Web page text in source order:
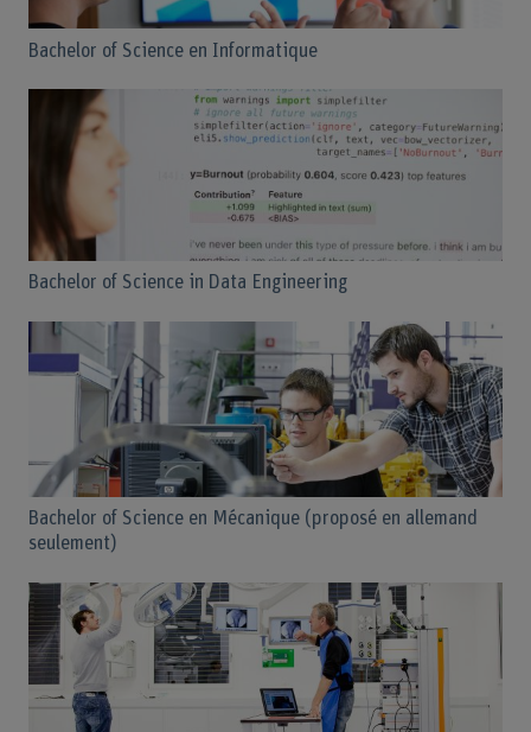
Bachelor of Science en Informatique
Bachelor of Science in Data Engineering
Bachelor of Science en Mécanique (proposé en allemand
seulement)